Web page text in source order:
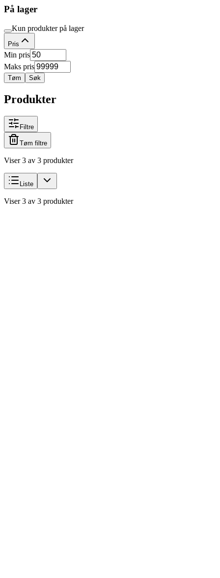
På lager
Kun produkter på lager
Pris
Min pris
Maks pris
Tøm Søk
Produkter
Filtre
Tøm filtre
Viser 3 av 3 produkter
Liste
Viser 3 av 3 produkter